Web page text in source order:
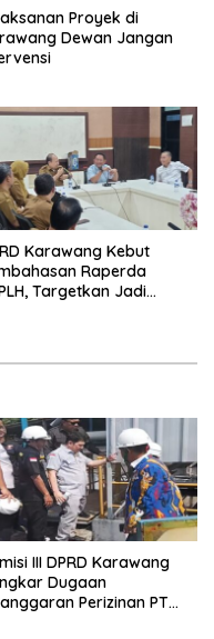
Proyek di
Dewan Jangan
Karawang Kebut
Raperda
Targetkan Jadi
III DPRD Karawang
Dugaan
Perizinan PT